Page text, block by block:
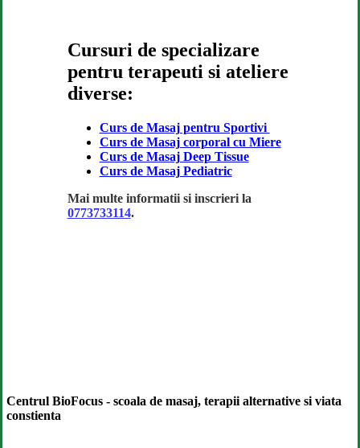
Cursuri de specializare
pentru terapeuti si ateliere
diverse:
Curs de Masaj pentru Sportivi
Curs de Masaj corporal cu Miere
Curs de Masaj Deep Tissue
Curs de Masaj Pediatric
Mai multe informatii si inscrieri la
0773733114.
Centrul BioFocus - scoala de masaj, terapii alternative si viata
constienta